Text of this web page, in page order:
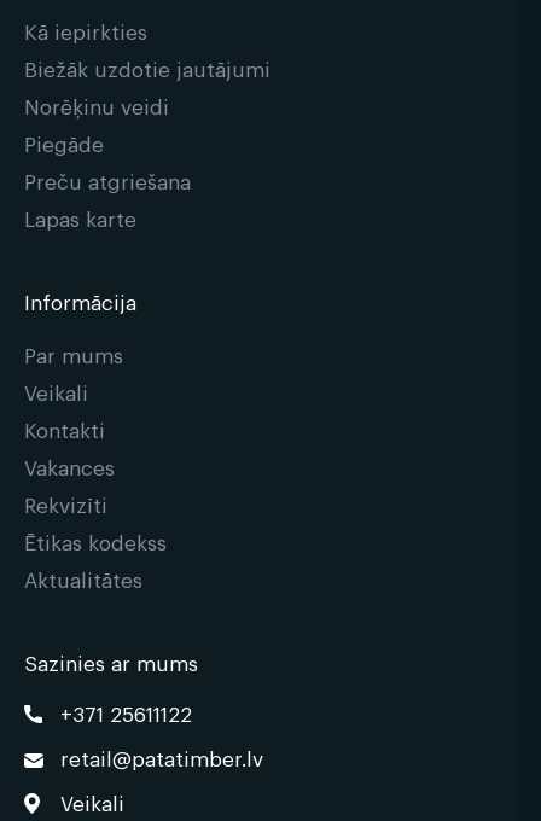
Kā iepirkties
Biežāk uzdotie jautājumi
Norēķinu veidi
Piegāde
Preču atgriešana
Lapas karte
Informācija
Par mums
Veikali
Kontakti
Vakances
Rekvizīti
Ētikas kodekss
Aktualitātes
Sazinies ar mums
+371 25611122
retail@patatimber.lv
Veikali